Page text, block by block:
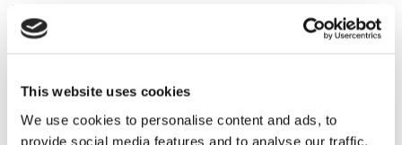
This website uses cookies
We use cookies to personalise content and ads, to
provide social media features and to analyse our traffic.